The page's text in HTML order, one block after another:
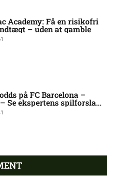
11:23 am
8:17 am
Academy: Få en risikofri
– uden at gamble
på FC Barcelona –
Se ekspertens spilforslag